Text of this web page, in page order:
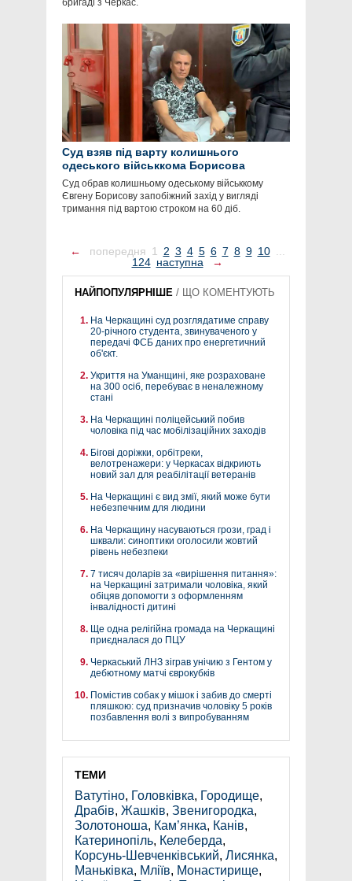
бригаді з Черкас.
Суд взяв під варту колишнього
одеського військкома Борисова
Суд обрав колишньому одеському військкому
Євгену Борисову запобіжний захід у вигляді
тримання під вартою строком на 60 діб.
← попередня 1 2 3 4 5 6 7 8 9 10 ...
124 наступна →
НАЙПОПУЛЯРНІШЕ / ЩО КОМЕНТУЮТЬ
На Черкащині суд розглядатиме справу
20-річного студента, звинуваченого у
передачі ФСБ даних про енергетичний
об'єкт.
Укриття на Уманщині, яке розраховане
на 300 осіб, перебуває в неналежному
стані
На Черкащині поліцейський побив
чоловіка під час мобілізаційних заходів
Бігові доріжки, орбітреки,
велотренажери: у Черкасах відкриють
новий зал для реабілітації ветеранів
На Черкащині є вид змії, який може бути
небезпечним для людини
На Черкащину насуваються грози, град і
шквали: синоптики оголосили жовтий
рівень небезпеки
7 тисяч доларів за «вирішення питання»:
на Черкащині затримали чоловіка, який
обіцяв допомогти з оформленням
інвалідності дитині
Ще одна релігійна громада на Черкащині
приєдналася до ПЦУ
Черкаський ЛНЗ зіграв унічию з Гентом у
дебютному матчі єврокубків
Помістив собак у мішок і забив до смерті
пляшкою: суд призначив чоловіку 5 років
позбавлення волі з випробуванням
ТЕМИ
Ватутіно, Головківка, Городище,
Драбів, Жашків, Звенигородка,
Золотоноша, Кам’янка, Канів,
Катеринопіль, Келеберда,
Корсунь-Шевченківський, Лисянка,
Маньківка, Мліїв, Монастирище,